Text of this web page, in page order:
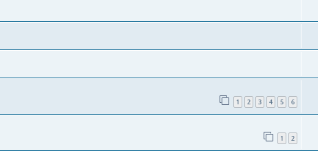
1 2 3 4 5 6
1 2